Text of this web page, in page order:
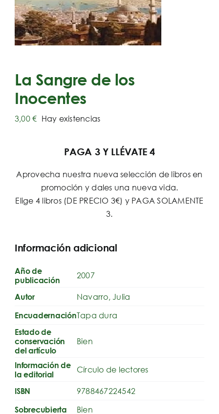
La Sangre de los
Inocentes
3,00€ Hay existencias
PAGA 3 Y LLÉVATE 4
Aprovecha nuestra nueva selección de libros en
promoción y dales una nueva vida.
Elige 4 libros (DE PRECIO 3€) y PAGA SOLAMENTE
3.
Información adicional
Año de
publicación
2007
Autor Navarro, Julia
EncuadernaciónTapa dura
Estado de
conservación
del artículo
Bien
Información de
la editorial
Círculo de lectores
ISBN 9788467224542
Sobrecubierta Bien